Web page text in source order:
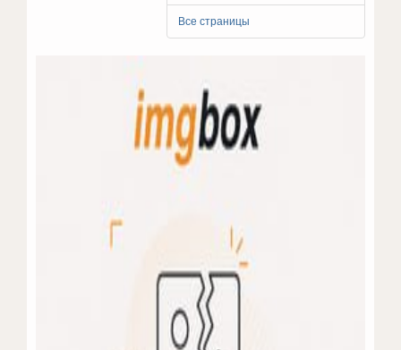
Все страницы